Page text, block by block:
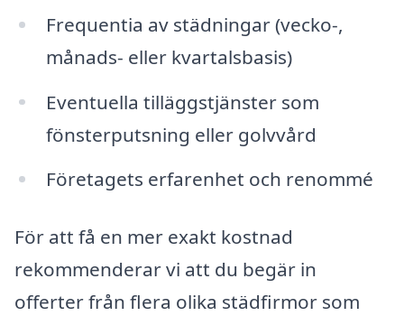
Frequentia av städningar (vecko-,
månads- eller kvartalsbasis)
Eventuella tilläggstjänster som
fönsterputsning eller golvvård
Företagets erfarenhet och renommé
För att få en mer exakt kostnad
rekommenderar vi att du begär in
offerter från flera olika städfirmor som